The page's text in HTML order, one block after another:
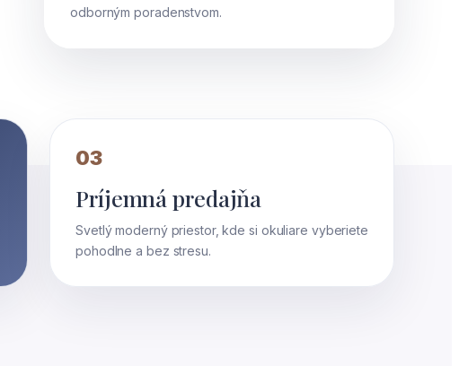
odborným poradenstvom.
03
Príjemná predajňa
Svetlý moderný priestor, kde si okuliare vyberiete
pohodlne a bez stresu.